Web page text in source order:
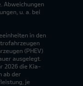
Abweichungen
u. a. bei
in den
(PHEV)
ausgelegt.
2026 die Kia-
ab der
je